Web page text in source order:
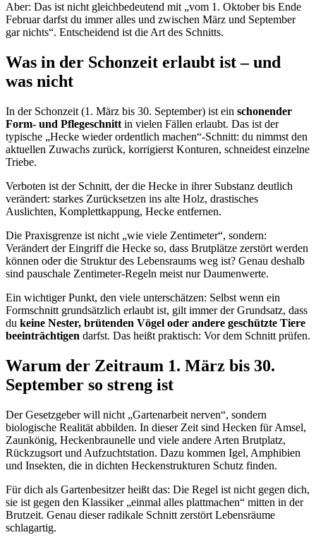
Aber: Das ist nicht gleichbedeutend mit „vom 1. Oktober bis Ende
Februar darfst du immer alles und zwischen März und September
gar nichts“. Entscheidend ist die Art des Schnitts.
Was in der Schonzeit erlaubt ist – und
was nicht
In der Schonzeit (1. März bis 30. September) ist ein schonender
Form- und Pflegeschnitt in vielen Fällen erlaubt. Das ist der
typische „Hecke wieder ordentlich machen“-Schnitt: du nimmst den
aktuellen Zuwachs zurück, korrigierst Konturen, schneidest einzelne
Triebe.
Verboten ist der Schnitt, der die Hecke in ihrer Substanz deutlich
verändert: starkes Zurücksetzen ins alte Holz, drastisches
Auslichten, Komplettkappung, Hecke entfernen.
Die Praxisgrenze ist nicht „wie viele Zentimeter“, sondern:
Verändert der Eingriff die Hecke so, dass Brutplätze zerstört werden
können oder die Struktur des Lebensraums weg ist? Genau deshalb
sind pauschale Zentimeter-Regeln meist nur Daumenwerte.
Ein wichtiger Punkt, den viele unterschätzen: Selbst wenn ein
Formschnitt grundsätzlich erlaubt ist, gilt immer der Grundsatz, dass
du keine Nester, brütenden Vögel oder andere geschützte Tiere
beeinträchtigen darfst. Das heißt praktisch: Vor dem Schnitt prüfen.
Warum der Zeitraum 1. März bis 30.
September so streng ist
Der Gesetzgeber will nicht „Gartenarbeit nerven“, sondern
biologische Realität abbilden. In dieser Zeit sind Hecken für Amsel,
Zaunkönig, Heckenbraunelle und viele andere Arten Brutplatz,
Rückzugsort und Aufzuchtstation. Dazu kommen Igel, Amphibien
und Insekten, die in dichten Heckenstrukturen Schutz finden.
Für dich als Gartenbesitzer heißt das: Die Regel ist nicht gegen dich,
sie ist gegen den Klassiker „einmal alles plattmachen“ mitten in der
Brutzeit. Genau dieser radikale Schnitt zerstört Lebensräume
schlagartig.